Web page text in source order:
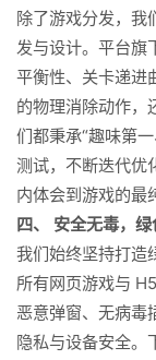
除了游戏分发，
发与设计。平台旗
平衡性、关卡递进
的物理消除动作，
们都秉承“趣味第
测试，不断迭代优
内体会到游戏的最
四、 安全无毒，
我们始终坚持打造
所有网页游戏与
恶意弹窗、无病毒
隐私与设备安全。